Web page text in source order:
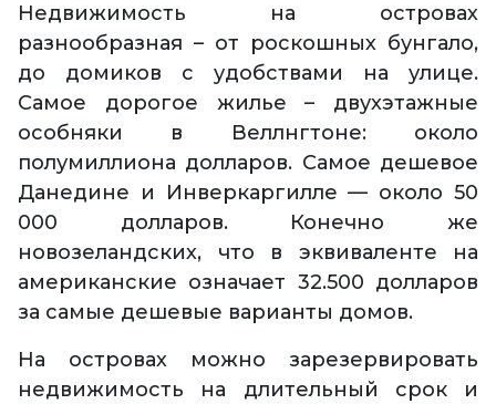
Недвижимость на островах
разнообразная – от роскошных бунгало,
до домиков с удобствами на улице.
Самое дорогое жилье – двухэтажные
особняки в Веллнгтоне: около
полумиллиона долларов. Самое дешевое
Данедине и Инверкаргилле — около 50
000 долларов. Конечно же
новозеландских, что в эквиваленте на
американские означает 32.500 долларов
за самые дешевые варианты домов.
На островах можно зарезервировать
недвижимость на длительный срок и